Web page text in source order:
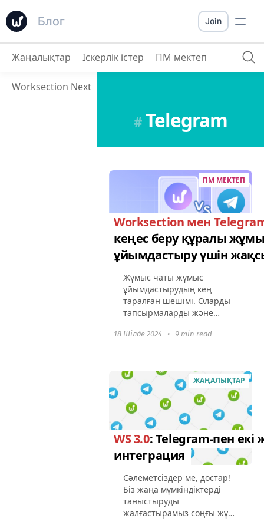
Блог Join
Жаңалықтар Іскерлік істер ПМ мектеп
Worksection Next
#Telegram
ПМ МЕКТЕП
Worksection мен
кеңес беру құралы
ұйымдастыру үшін
Жұмыс чаты жұмыс
ұйымдастырудың кең
таралған шешімі. Оларды
тапсырмаларды және
клиенттермен және
файлдарды бөлісу және т.б.
үшін пайдаланады...
18 Шілде 2024 • 9 min read
ЖАҢАЛЫҚТАР
WS 3.0: Telegram-пен екі
интеграция
Сәлеметсіздер ме, достар!
Біз жаңа мүмкіндіктерді
таныстыруды
жалғастырамыз соңғы жүйе